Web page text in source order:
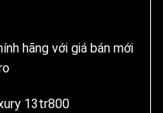
hãng với giá bán mới
13tr800